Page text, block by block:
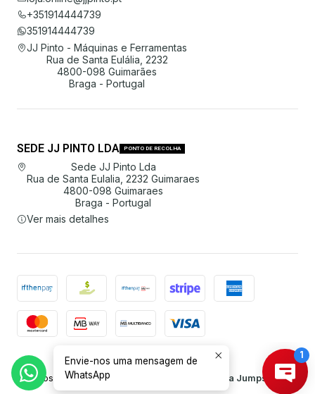
+351914444739
351914444739
JJ Pinto - Máquinas e Ferramentas
Rua de Santa Eulália, 2232
4800-098 Guimarães
Braga - Portugal
SEDE JJ PINTO LDA PONTO DE RECOLHA
Sede JJ Pinto Lda
Rua de Santa Eulalia, 2232 Guimaraes
4800-098 Guimaraes
Braga - Portugal
Ver mais detalhes
2026 JJ Pinto Lda.
Todos os Direitos Reservados.
Com tecnologia Jumpseller.
Envie-nos uma mensagem de
WhatsApp